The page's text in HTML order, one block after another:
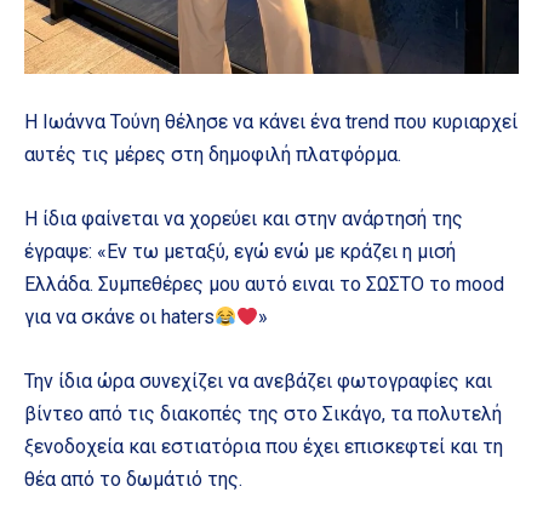
Η Ιωάννα Τούνη θέλησε να κάνει ένα trend που κυριαρχεί
αυτές τις μέρες στη δημοφιλή πλατφόρμα.
Η ίδια φαίνεται να χορεύει και στην ανάρτησή της
έγραψε: «Εν τω μεταξύ, εγώ ενώ με κράζει η μισή
Ελλάδα. Συμπεθέρες μου αυτό ειναι το ΣΩΣΤΟ το mood
για να σκάνε οι haters
»
Την ίδια ώρα συνεχίζει να ανεβάζει φωτογραφίες και
βίντεο από τις διακοπές της στο Σικάγο, τα πολυτελή
ξενοδοχεία και εστιατόρια που έχει επισκεφτεί και τη
θέα από το δωμάτιό της.